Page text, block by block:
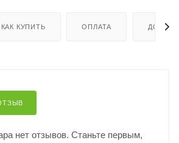
КАК КУПИТЬ ОПЛАТА
нет отзывов. Станьте первым,